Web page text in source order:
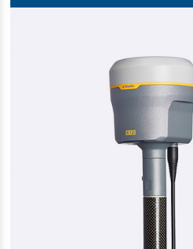
TRIMBLE BESKYTTELSESGLAS TIL
638,00 kr. ekskl. moms